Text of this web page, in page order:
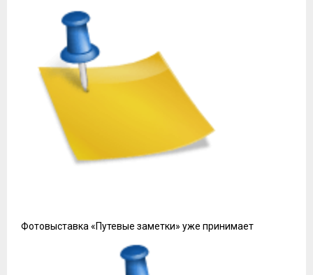
Фотовыставка «Путевые заметки» уже принимает